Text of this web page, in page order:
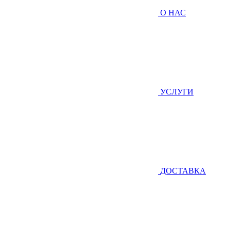
О НАС
УСЛУГИ
ДОСТАВКА